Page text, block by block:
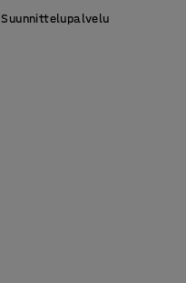
Suunnittelupalvelu